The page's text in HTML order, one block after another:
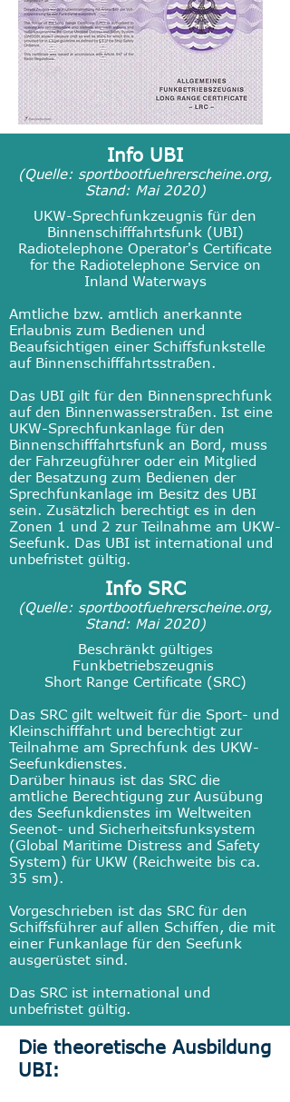
Info UBI
(Quelle: sportbootfuehrerscheine.org,
Stand: Mai 2020)
UKW-Sprechfunkzeugnis für den
Binnenschifffahrtsfunk (UBI)
Radiotelephone Operator's Certificate
for the Radiotelephone Service on
Inland Waterways
Amtliche bzw. amtlich anerkannte
Erlaubnis zum Bedienen und
Beaufsichtigen einer Schiffsfunkstelle
auf Binnenschifffahrtsstraßen.
Das UBI gilt für den Binnensprechfunk
auf den Binnenwasserstraßen. Ist eine
UKW-Sprechfunkanlage für den
Binnenschifffahrtsfunk an Bord, muss
der Fahrzeugführer oder ein Mitglied
der Besatzung zum Bedienen der
Sprechfunkanlage im Besitz des UBI
sein. Zusätzlich berechtigt es in den
Zonen 1 und 2 zur Teilnahme am UKW-
Seefunk. Das UBI ist international und
unbefristet gültig.
Info SRC
(Quelle: sportbootfuehrerscheine.org,
Stand: Mai 2020)
Beschränkt gültiges
Funkbetriebszeugnis
Short Range Certificate (SRC)
Das SRC gilt weltweit für die Sport- und
Kleinschifffahrt und berechtigt zur
Teilnahme am Sprechfunk des UKW-
Seefunkdienstes.
Darüber hinaus ist das SRC die
amtliche Berechtigung zur Ausübung
des Seefunkdienstes im Weltweiten
Seenot- und Sicherheitsfunksystem
(Global Maritime Distress and Safety
System) für UKW (Reichweite bis ca.
35 sm).
Vorgeschrieben ist das SRC für den
Schiffsführer auf allen Schiffen, die mit
einer Funkanlage für den Seefunk
ausgerüstet sind.
Das SRC ist international und
unbefristet gültig.
Die theoretische Ausbildung
UBI: